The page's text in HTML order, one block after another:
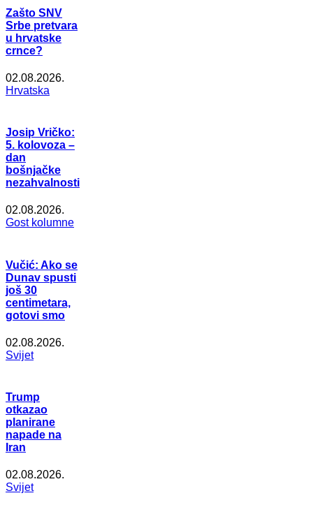
Zašto SNV
Srbe pretvara
u hrvatske
crnce?
02.08.2026.
Hrvatska
Josip Vričko:
5. kolovoza –
dan
bošnjačke
nezahvalnosti
02.08.2026.
Gost kolumne
Vučić: Ako se
Dunav spusti
još 30
centimetara,
gotovi smo
02.08.2026.
Svijet
Trump
otkazao
planirane
napade na
Iran
02.08.2026.
Svijet